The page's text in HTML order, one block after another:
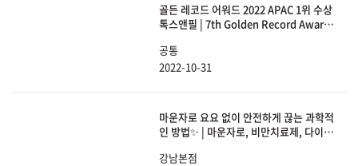
골든 레코드 어워드 2022 APAC 1위 수상
톡스앤필 | 7th Golden Record Award
APAC 1st
공통
2022-10-31
마운자로 요요 없이 안전하게 끊는 과학적
인 방법✨ | 마운자로, 비만치료제, 다이어
강남본점